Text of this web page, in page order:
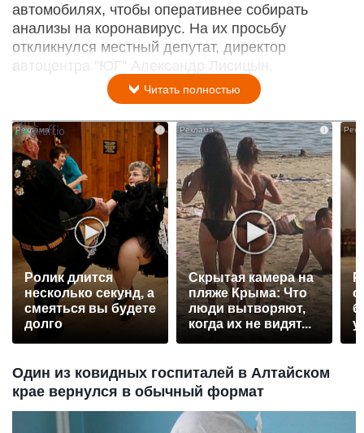
автомобилях, чтобы оперативнее собирать
анализы на коронавирус. На их просьбу
откликнулся местный депутат, директор
автоцентра "ЮГ" Александр Лисицын.
Читать полностью
Ролик длится
несколько секунд, а
смеяться вы будете
долго
i
Скрытая камера на
пляже Крыма: Что
люди вытворяют,
когда их не видят...
Один из ковидных госпиталей в Алтайском
крае вернулся в обычный формат